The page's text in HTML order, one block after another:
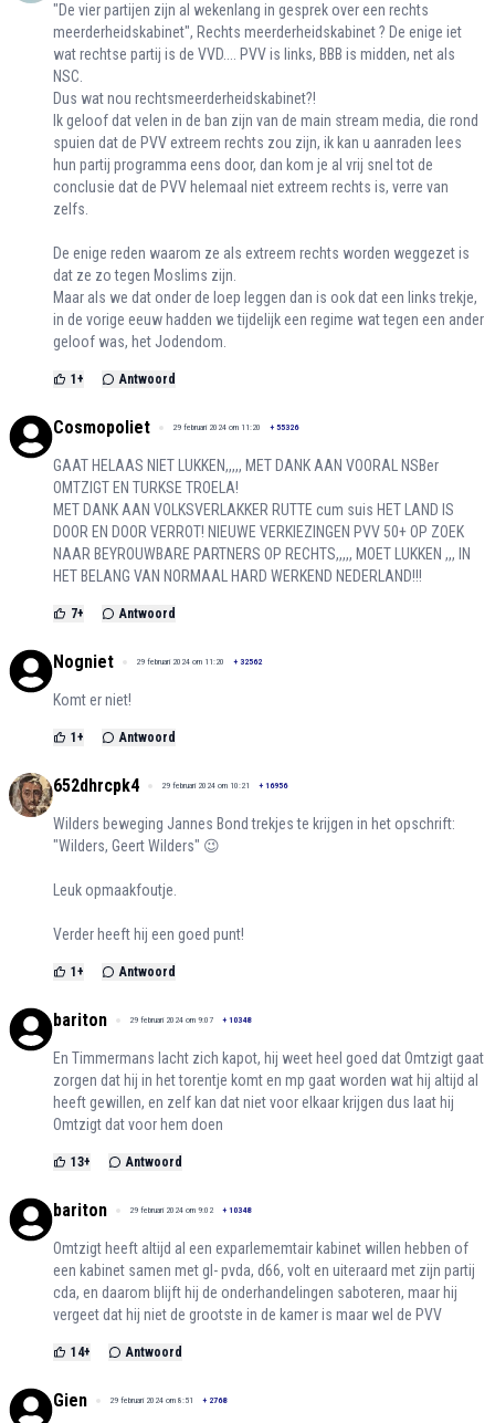
"De vier partijen zijn al wekenlang in gesprek over een rechts
meerderheidskabinet", Rechts meerderheidskabinet ? De enige iet
wat rechtse partij is de VVD.... PVV is links, BBB is midden, net als
NSC.
Dus wat nou rechtsmeerderheidskabinet?!
Ik geloof dat velen in de ban zijn van de main stream media, die rond
spuien dat de PVV extreem rechts zou zijn, ik kan u aanraden lees
hun partij programma eens door, dan kom je al vrij snel tot de
conclusie dat de PVV helemaal niet extreem rechts is, verre van
zelfs.
De enige reden waarom ze als extreem rechts worden weggezet is
dat ze zo tegen Moslims zijn.
Maar als we dat onder de loep leggen dan is ook dat een links trekje,
in de vorige eeuw hadden we tijdelijk een regime wat tegen een ander
geloof was, het Jodendom.
1 + Antwoord
Cosmopoliet 29 februari 2024 om 11:20 + 55326
GAAT HELAAS NIET LUKKEN,,,,, MET DANK AAN VOORAL NSBer
OMTZIGT EN TURKSE TROELA!
MET DANK AAN VOLKSVERLAKKER RUTTE cum suis HET LAND IS
DOOR EN DOOR VERROT! NIEUWE VERKIEZINGEN PVV 50+ OP ZOEK
NAAR BEYROUWBARE PARTNERS OP RECHTS,,,,, MOET LUKKEN ,,, IN
HET BELANG VAN NORMAAL HARD WERKEND NEDERLAND!!!
7+ Antwoord
Nogniet 29 februari 2024 om 11:20 + 32562
Komt er niet!
1 + Antwoord
652dhrcpk4 29 februari 2024 om 10:21 + 16956
Wilders beweging Jannes Bond trekjes te krijgen in het opschrift:
"Wilders, Geert Wilders" 😉
Leuk opmaakfoutje.
Verder heeft hij een goed punt!
1 + Antwoord
bariton 29 februari 2024 om 9:07 + 10348
En Timmermans lacht zich kapot, hij weet heel goed dat Omtzigt gaat
zorgen dat hij in het torentje komt en mp gaat worden wat hij altijd al
heeft gewillen, en zelf kan dat niet voor elkaar krijgen dus laat hij
Omtzigt dat voor hem doen
13+ Antwoord
bariton 29 februari 2024 om 9:02 + 10348
Omtzigt heeft altijd al een exparlememtair kabinet willen hebben of
een kabinet samen met gl- pvda, d66, volt en uiteraard met zijn partij
cda, en daarom blijft hij de onderhandelingen saboteren, maar hij
vergeet dat hij niet de grootste in de kamer is maar wel de PVV
14+ Antwoord
Gien 29 februari 2024 om 8:51 + 2768